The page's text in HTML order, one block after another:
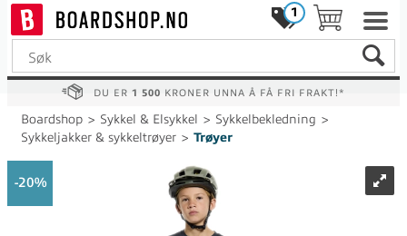
1
DU ER 1 500 KRONER UNNA Å FÅ FRI FRAKT!*
Boardshop>Sykkel & Elsykkel >Sykkelbekledning>
Sykkeljakker & sykkeltrøyer>Trøyer
20%